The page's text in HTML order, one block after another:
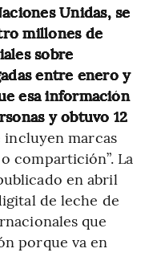
Unidas, se
millones de
sobre
entre enero y
esa información
y obtuvo 12
incluyen marcas
compartición”. La
en abril
de leche de
que
porque va en